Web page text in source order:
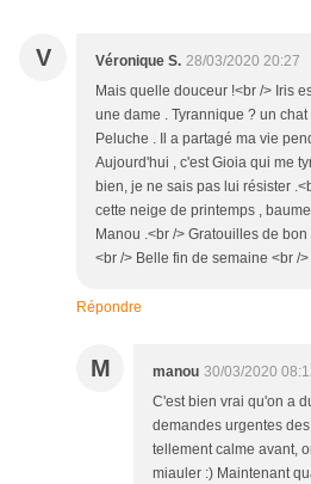
V Véronique S. 28/03/2020 20:27
Mais quelle douceur !<br /> Iris
une dame . Tyrannique ? un
Peluche . Il a partagé ma vie
Aujourd'hui , c'est Gioia qui me
bien, je ne sais pas lui résister
cette neige de printemps ,
Manou .<br /> Gratouilles de
<br /> Belle fin de semaine <br /
Répondre
M manou 30/03/2020
C'est bien vrai qu'on a
demandes urgentes
tellement calme avant,
miauler :) Maintenant